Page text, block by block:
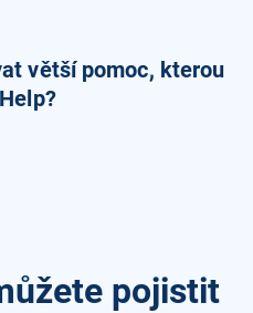
větší pomoc, kterou
pojistit